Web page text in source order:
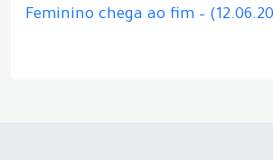
Feminino chega ao fim –